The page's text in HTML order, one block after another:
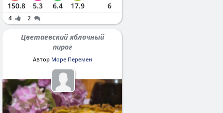
150.8 5.3 6.4 17.9 6
4 2
Цветаевский яблочный
пирог
Автор Море Перемен